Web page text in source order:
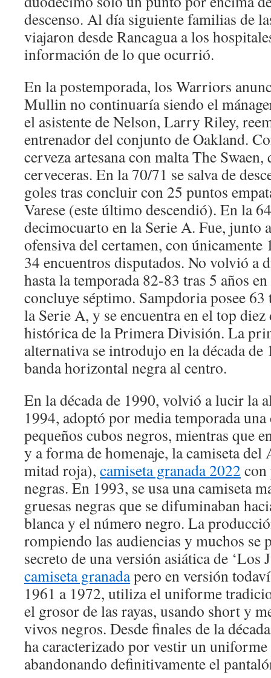
descenso. Al día siguiente familias de
viajaron desde Rancagua a los
información de lo que ocurrió.
En la postemporada, los Warriors
Mullin no continuaría siendo el
el asistente de Nelson, Larry Riley,
entrenador del conjunto de Oakland.
cerveza artesana con malta The Swaen,
cerveceras. En la 70/71 se salva de
goles tras concluir con 25 puntos
Varese (este último descendió). En la
decimocuarto en la Serie A. Fue, junto
ofensiva del certamen, con únicamente
34 encuentros disputados. No volvió a
hasta la temporada 82-83 tras 5 años
concluye séptimo. Sampdoria posee 63
la Serie A, y se encuentra en el top
histórica de la Primera División. La
alternativa se introdujo en la década de
banda horizontal negra al centro.
En la década de 1990, volvió a lucir la
1994, adoptó por media temporada
pequeños cubos negros, mientras que
y a forma de homenaje, la camiseta
mitad roja), camiseta granada 2022 con
negras. En 1993, se usa una camiseta
gruesas negras que se difuminaban
blanca y el número negro. La
rompiendo las audiencias y muchos se
secreto de una versión asiática de ‘Los
camiseta granadapero en versión
1961 a 1972, utiliza el uniforme
el grosor de las rayas, usando short y
vivos negros. Desde finales de la
ha caracterizado por vestir un
abandonando definitivamente el